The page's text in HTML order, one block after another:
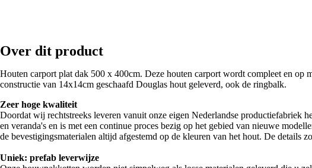
Over dit product
Houten carport plat dak 500 x 400cm. Deze houten carport wordt compleet en
constructie van 14x14cm geschaafd Douglas hout geleverd, ook de ringbalk.
Zeer hoge kwaliteit
Doordat wij rechtstreeks leveren vanuit onze eigen Nederlandse productiefabriek
en veranda's en is met een continue proces bezig op het gebied van nieuwe
de bevestigingsmaterialen altijd afgestemd op de kleuren van het hout. De details
Uniek: prefab leverwijze